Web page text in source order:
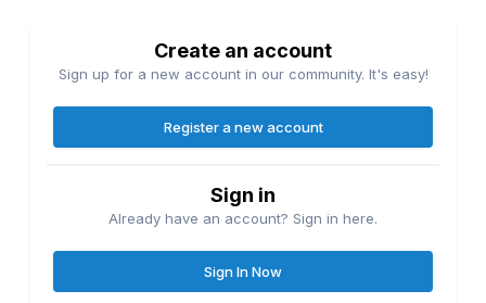
Create an account
Sign up for a new account in our community. It's easy!
Register a new account
Sign in
Already have an account? Sign in here.
Sign In Now